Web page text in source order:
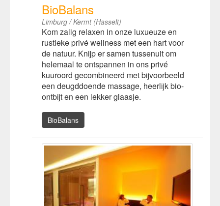
BioBalans
Limburg / Kermt (Hasselt)
Kom zalig relaxen in onze luxueuze en
rustieke privé wellness met een hart voor
de natuur. Knijp er samen tussenuit om
helemaal te ontspannen in ons privé
kuuroord gecombineerd met bijvoorbeeld
een deugddoende massage, heerlijk bio-
ontbijt en een lekker glaasje.
BioBalans